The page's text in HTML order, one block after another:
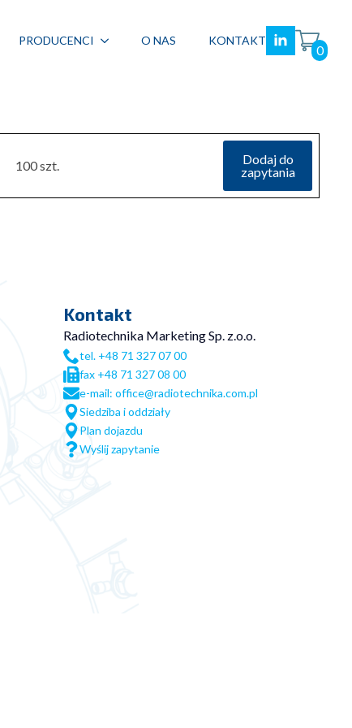
PRODUCENCI O NAS KONTAKT
0
100 szt.
Dodaj do
zapytania
Kontakt
Radiotechnika Marketing Sp. z.o.o.
tel. +48 71 327 07 00
fax +48 71 327 08 00
e-mail: office@radiotechnika.com.pl
Siedziba i oddziały
Plan dojazdu
Wyślij zapytanie